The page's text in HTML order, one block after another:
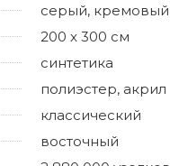
серый, кремовый
200 x 300 см
синтетика
полиэстер, акрил
классический
восточный